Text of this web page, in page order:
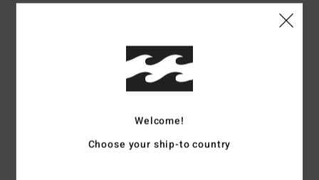
Details & caractéristiques
T-Shirt à manches courtes Bleu homme
Welcome!
Choose your ship-to country